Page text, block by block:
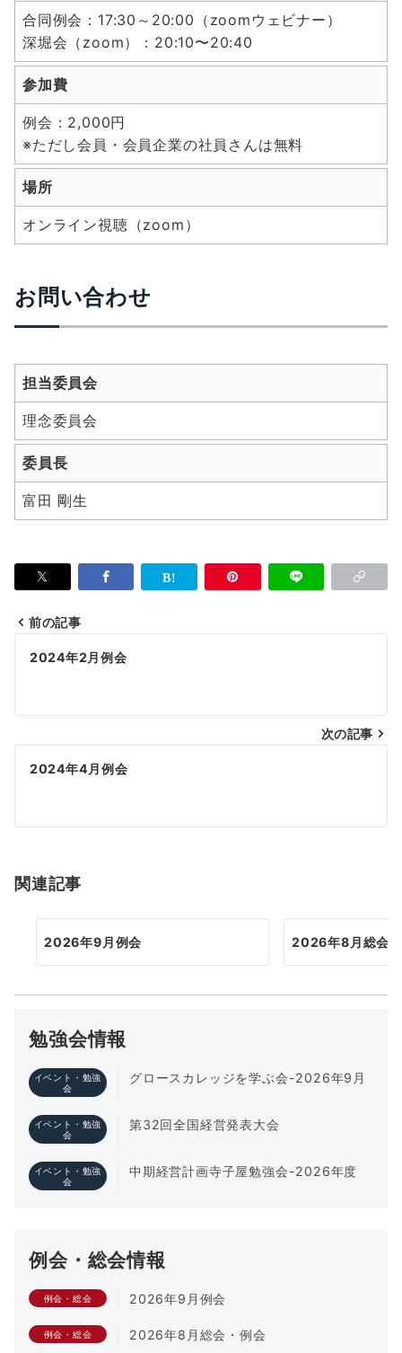
合同例会：17:30～20:00（zoomウェビナー）
深堀会（zoom）：20:10〜20:40
参加費
例会：2,000円
※ただし会員・会員企業の社員さんは無料
場所
オンライン視聴（zoom）
お問い合わせ
担当委員会
理念委員会
委員長
富田 剛生
投
ナ
ビ
ゲ
シ
ン
前の記事
2024年2月例会
次の記事
2024年4月例会
関連記事
2026年9月例会 2026年8月総会
勉強会情報
イベント・勉強
会
グロースカレッジを学ぶ会-2026年9月
イベント・勉強
会
第32回全国経営発表大会
イベント・勉強
会
中期経営計画寺子屋勉強会-2026年度
例会・総会情報
例会・総会 2026年9月例会
例会・総会 2026年8月総会・例会